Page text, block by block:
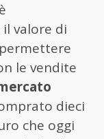
valore di
le vendite
dieci
che oggi